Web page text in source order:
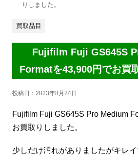
りしました。
買取品目
Fujifilm Fuji GS645S
Formatを43,900円でお買
投稿日： 2023年8月24日
Fujifilm Fuji GS645S Pro Medium
お買取りしました。
少しだけ汚れがありましたがキレイ